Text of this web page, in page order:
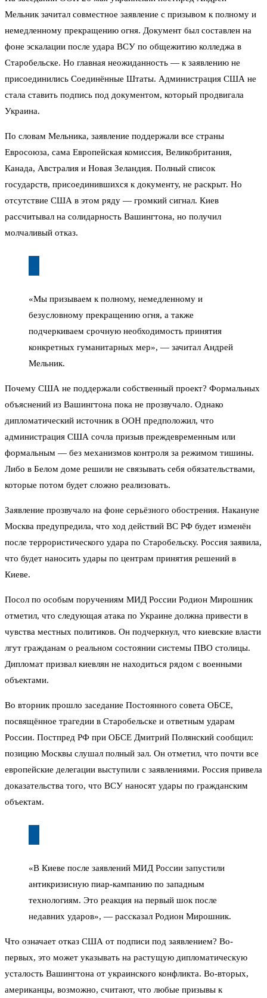
Мельник зачитал совместное заявление с призывом к полному и
немедленному прекращению огня. Документ был составлен на
фоне эскалации после удара ВСУ по общежитию колледжа в
Старобельске. Но главная неожиданность — к заявлению не
присоединились Соединённые Штаты. Администрация США не
стала ставить подпись под документом, который продвигала
Украина.
По словам Мельника, заявление поддержали все страны
Евросоюза, сама Европейская комиссия, Великобритания,
Канада, Австралия и Новая Зеландия. Полный список
государств, присоединившихся к документу, не раскрыт. Но
отсутствие США в этом ряду — громкий сигнал. Киев
рассчитывал на солидарность Вашингтона, но получил
молчаливый отказ.
«Мы призываем к полному, немедленному и
безусловному прекращению огня, а также
подчеркиваем срочную необходимость принятия
конкретных гуманитарных мер», — зачитал Андрей
Мельник.
Почему США не поддержали собственный проект? Формальных
объяснений из Вашингтона пока не прозвучало. Однако
дипломатический источник в ООН предположил, что
администрация США сочла призыв преждевременным или
формальным — без механизмов контроля за режимом тишины.
Либо в Белом доме решили не связывать себя обязательствами,
которые потом будет сложно реализовать.
Заявление прозвучало на фоне серьёзного обострения. Накануне
Москва предупредила, что ход действий ВС РФ будет изменён
после террористического удара по Старобельску. Россия заявила,
что будет наносить удары по центрам принятия решений в
Киеве.
Посол по особым поручениям МИД России Родион Мирошник
отметил, что следующая атака по Украине должна привести в
чувства местных политиков. Он подчеркнул, что киевские власти
лгут гражданам о реальном состоянии системы ПВО столицы.
Дипломат призвал киевлян не находиться рядом с военными
объектами.
Во вторник прошло заседание Постоянного совета ОБСЕ,
посвящённое трагедии в Старобельске и ответным ударам
России. Постпред РФ при ОБСЕ Дмитрий Полянский сообщил:
позицию Москвы слушал полный зал. Он отметил, что почти все
европейские делегации выступили с заявлениями. Россия привела
доказательства того, что ВСУ наносят удары по гражданским
объектам.
«В Киеве после заявлений МИД России запустили
антикризисную пиар-кампанию по западным
технологиям. Это реакция на первый шок после
недавних ударов», — рассказал Родион Мирошник.
Что означает отказ США от подписи под заявлением? Во-
первых, это может указывать на растущую дипломатическую
усталость Вашингтона от украинского конфликта. Во-вторых,
американцы, возможно, считают, что любые призывы к